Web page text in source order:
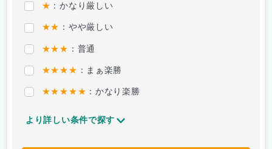
★ ：かなり厳しい
★★ ：やや厳しい
★★★ ：普通
★★★★ ：まぁ楽勝
★★★★★ ：かなり楽勝
より詳しい条件で探す